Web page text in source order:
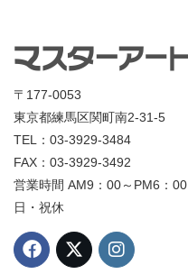
〒177-0053
東京都練馬区関町南2-31-5
TEL：03-3929-3484
FAX：03-3929-3492
営業時間 AM9：00～PM6：00
日・祝休